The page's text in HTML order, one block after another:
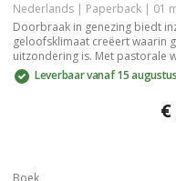
Doorbraak in genezing biedt
geloofsklimaat creëert waarin
uitzondering is. Met pastorale
principes rekent de auteur af
ideeën en deelt hij praktische
kans op genezing vergroten,
de genezingsbediening
Leverbaar vanaf 15 augustus
€
Boek